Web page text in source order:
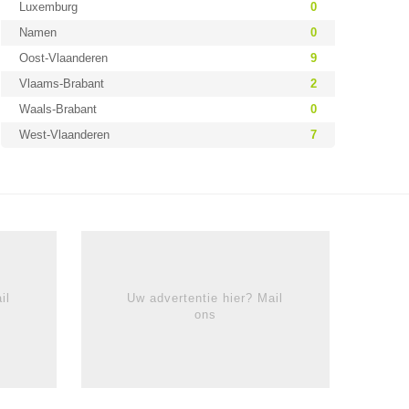
Luxemburg
0
Namen
0
Oost-Vlaanderen
9
Vlaams-Brabant
2
Waals-Brabant
0
West-Vlaanderen
7
Uw advertentie hier? Mail
ons